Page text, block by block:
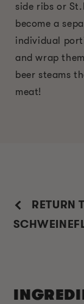
side ribs or
become a
individual
and wrap
beer steams
meat!
RETURN